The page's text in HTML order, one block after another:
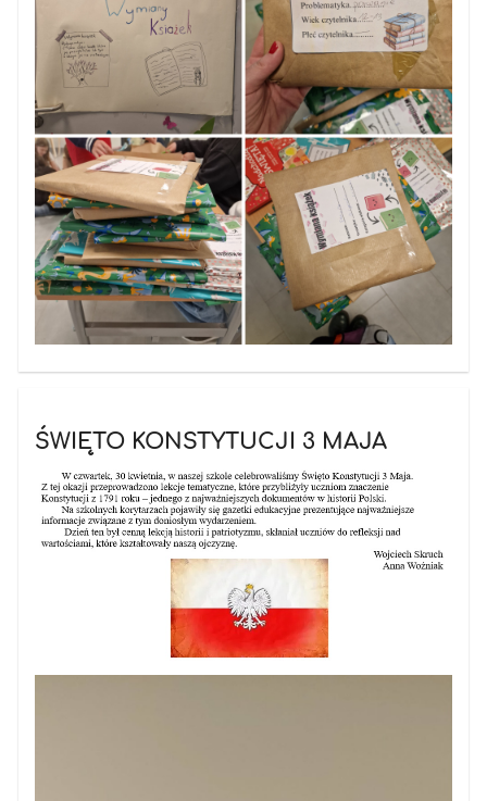
ŚWIĘTO KONSTYTUCJI 3 MAJA